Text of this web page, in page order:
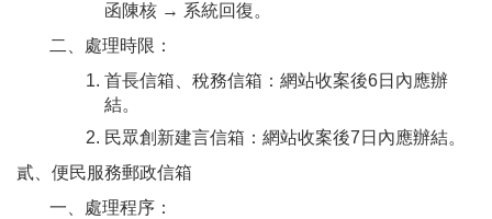
函陳核 → 系統回復。
二、處理時限：
首長信箱、稅務信箱：網站收案後6日內應辦
結。
民眾創新建言信箱：網站收案後7日內應辦結。
貳、便民服務郵政信箱
一、處理程序：